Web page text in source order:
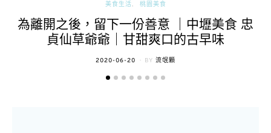
美食生活 桃園美食
為離開之後，留下一份善意 ｜中壢美食 忠
貞仙草爺爺｜甘甜爽口的古早味
POSTED
2020-06-20 BY 流氓顆